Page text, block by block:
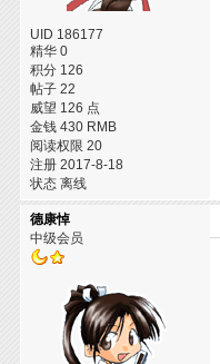
UID 186177
精华 0
积分 126
帖子 22
威望 126 点
金钱 430 RMB
阅读权限 20
注册 2017-8-18
状态 离线
德康悼
中级会员